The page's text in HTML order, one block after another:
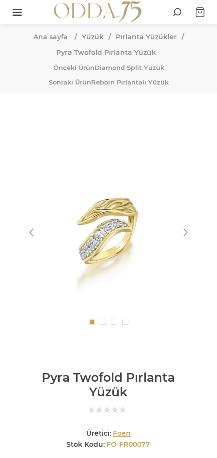
Ana sayfa / Yüzük / Pırlanta Yüzükler /
Pyra Twofold Pırlanta Yüzük
Önceki ÜrünDiamond Split Yüzük
Sonraki ÜrünReborn Pırlantalı Yüzük
Pyra Twofold Pırlanta
Yüzük
Üretici: Foen
Stok Kodu: FO-FR00077